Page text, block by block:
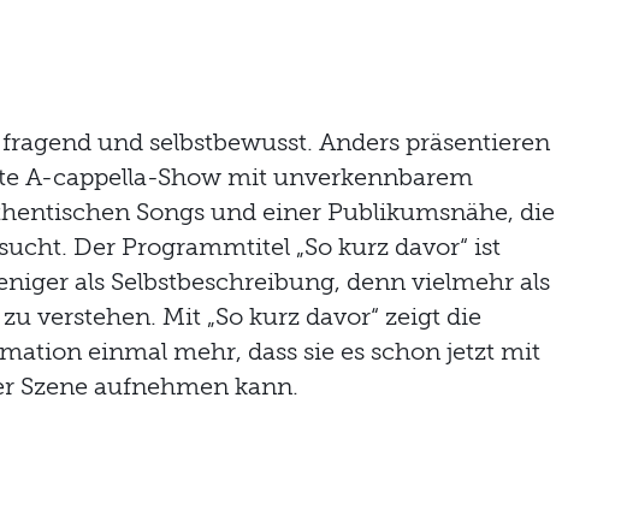
und selbstbewusst. Anders präsentieren
A-cappella-Show mit unverkennbarem
Songs und einer Publikumsnähe, die
Der Programmtitel „So kurz davor“ ist
als Selbstbeschreibung, denn vielmehr als
verstehen. Mit „So kurz davor“ zeigt die
einmal mehr, dass sie es schon jetzt mit
Szene aufnehmen kann.